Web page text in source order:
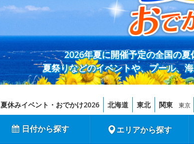
2026年夏に開催予定の全国の
夏祭りなどのイベントや、プール、
夏休みイベント・おでかけ2026 北海道 東北 関東 東京
日付から探す エリアから探す